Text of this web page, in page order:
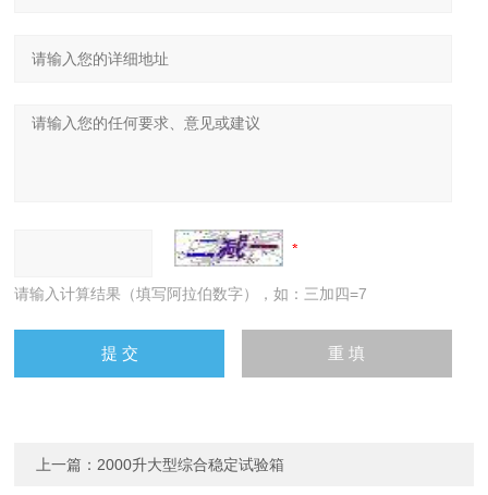
请输入计算结果（填写阿拉伯数字），如：三加四=7
上一篇： 2000升大型综合稳定试验箱